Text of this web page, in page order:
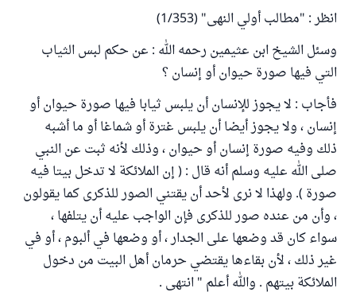
انظر : "مطالب أولي النهى" (1/353)
وسئل الشيخ ابن عثيمين رحمه الله : عن حكم لبس الثياب
التي فيها صورة حيوان أو إنسان ؟
فأجاب : لا يجوز للإنسان أن يلبس ثيابا فيها صورة حيوان أو
إنسان ، ولا يجوز أيضا أن يلبس غترة أو شماغا أو ما أشبه
ذلك وفيه صورة إنسان أو حيوان ، وذلك لأنه ثبت عن النبي
صلى الله عليه وسلم أنه قال : ( إن الملائكة لا تدخل بيتا فيه
صورة ). ولهذا لا نرى لأحد أن يقتني الصور للذكرى كما يقولون
، وأن من عنده صور للذكرى فإن الواجب عليه أن يتلفها ،
سواء كان قد وضعها على الجدار ، أو وضعها في ألبوم ، أو في
غير ذلك ، لأن بقاءها يقتضي حرمان أهل البيت من دخول
الملائكة بيتهم . والله أعلم " انتهى .